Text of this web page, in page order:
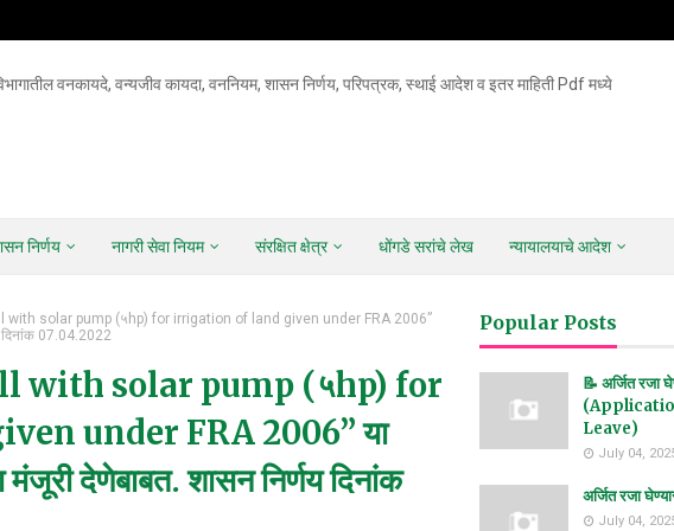
वनकायदे, वन्यजीव कायदा, वननियम, शासन निर्णय, परिपत्रक, स्थाई आदेश व इतर माहिती Pdf मध्ये
निर्णय नागरी सेवा नियम संरक्षित क्षेत्र धोंगडे सरांचे लेख न्यायालयाचे आदेश
with solar pump (५hp) for irrigation of land given under FRA 2006”
दिनांक 07.04.2022
with solar pump (५hp) for
under FRA 2006” या
मंजूरी देणेबाबत. शासन निर्णय दिनांक
Popular Posts
📝 अर्जित रजा
Leave)
July 04,
अर्जित रजा
July 04,